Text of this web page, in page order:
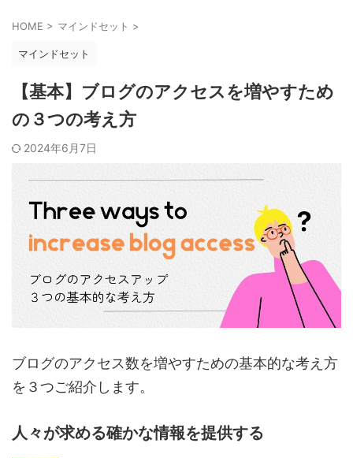
HOME > マインドセット >
マインドセット
【基本】ブログのアクセスを増やすため
の３つの考え方
2024年6月7日
ブログのアクセス数を増やすための基本的な考え方
を３つご紹介します。
人々が求める確かな情報を提供する